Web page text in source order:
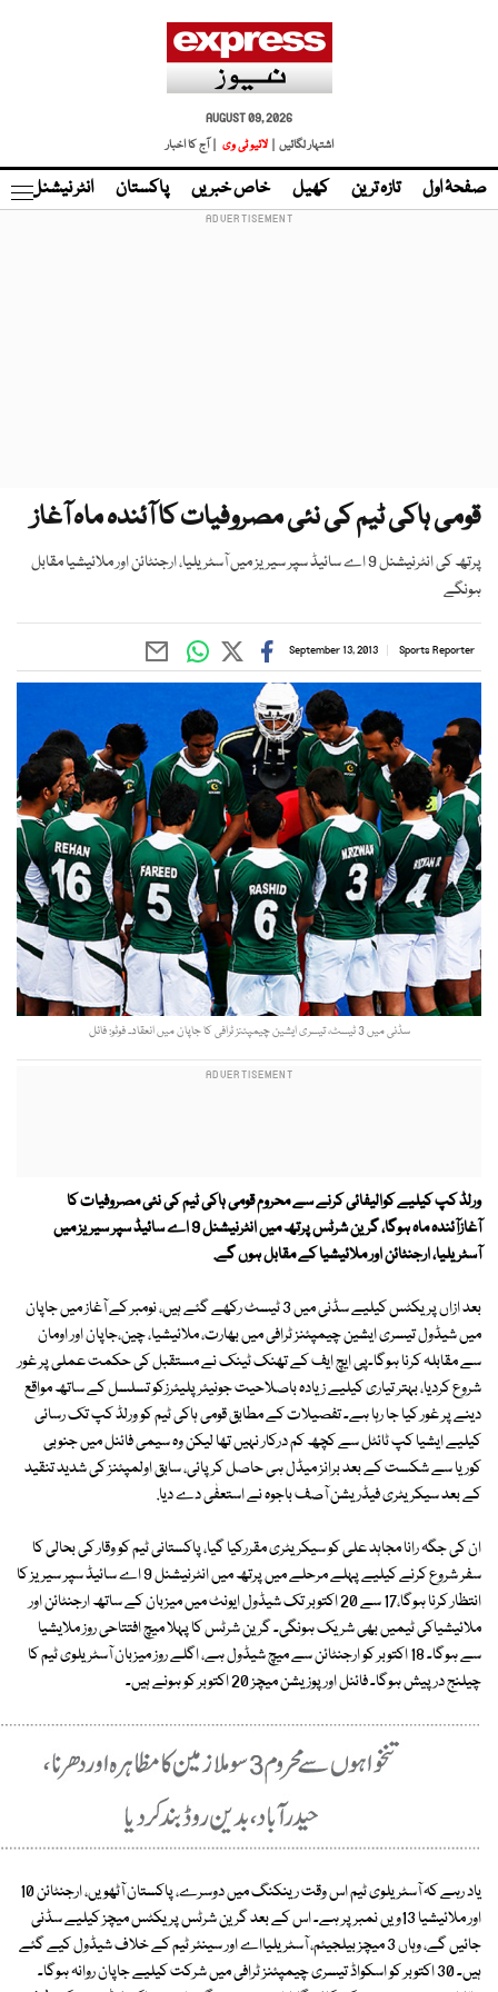
AUGUST 09, 2026
اشتہار لگائیں |
لائیو ٹی وی | آج کا اخبار
صفحۂ اول تازہ ترین کھیل خاص خبریں پاکستان انٹر نیشنل
قومی ہاکی ٹیم کی نئی مصروفیات کا آئندہ ماہ آغاز
پرتھ کی انٹرنیشنل 9 اے سائیڈ سپر سیریز میں آسٹریلیا، ارجنٹائن اور ملائیشیا مقابل
ہونگے
Sports Reporter
September 13, 2013
سڈنی میں 3 ٹیسٹ، تیسری ایشین چیمپئنز ٹرافی کا جاپان میں انعقاد۔ فوٹو: فائل
ورلڈ کپ کیلیے کوالیفائی کرنے سے محروم قومی ہاکی ٹیم کی نئی مصروفیات کا
آغازآئندہ ماہ ہوگا، گرین شرٹس پرتھ میں انٹرنیشنل 9 اے سائیڈ سپر سیریز میں
آسٹریلیا، ارجنٹائن اور ملائیشیا کے مقابل ہوں گے.
بعد ازاں پریکٹس کیلیے سڈنی میں 3 ٹیسٹ رکھے گئے ہیں، نومبر کے آغاز میں جاپان
میں شیڈول تیسری ایشین چیمپئنز ٹرافی میں بھارت، ملائیشیا، چین،جاپان اور اومان
سے مقابلہ کرنا ہوگا۔پی ایچ ایف کے تھنک ٹینک نے مستقبل کی حکمت عملی پر غور
شروع کردیا، بہتر تیاری کیلیے زیادہ باصلاحیت جونیئر پلیئرزکو تسلسل کے ساتھ مواقع
دینے پر غور کیا جا رہا ہے۔ تفصیلات کے مطابق قومی ہاکی ٹیم کو ورلڈ کپ تک رسائی
کیلیے ایشیا کپ ٹائٹل سے کچھ کم درکار نہیں تھا لیکن وہ سیمی فائنل میں جنوبی
کوریا سے شکست کے بعد برانز میڈل ہی حاصل کر پائی، سابق اولمپئنز کی شدید تنقید
کے بعد سیکریٹری فیڈریشن آصف باجوہ نے استعفٰی دے دیا.
ان کی جگہ رانا مجاہد علی کو سیکریٹری مقررکیا گیا، پاکستانی ٹیم کو وقار کی بحالی کا
سفر شروع کرنے کیلیے پہلے مرحلے میں پرتھ میں انٹرنیشنل 9 اے سائیڈ سپر سیریز کا
انتظار کرنا ہوگا،17 سے 20 اکتوبر تک شیڈول ایونٹ میں میزبان کے ساتھ ارجنٹائن اور
ملائیشیاکی ٹیمیں بھی شریک ہونگی۔ گرین شرٹس کا پہلا میچ افتتاحی روز ملایشیا
سے ہوگا۔ 18 اکتوبر کو ارجنٹائن سے میچ شیڈول ہے، اگلے روز میزبان آسٹریلوی ٹیم کا
چیلنج درپیش ہوگا۔ فائنل اور پوزیشن میچز 20 اکتوبر کو ہونے ہیں۔
یاد رہے کہ آسٹریلوی ٹیم اس وقت رینکنگ میں دوسرے، پاکستان آٹھویں، ارجنٹائن 10
اور ملائیشیا 13ویں نمبر پر ہے۔ اس کے بعد گرین شرٹس پریکٹس میچز کیلیے سڈنی
جائیں گے، وہاں 3 میچز بیلجیئم، آسٹریلیااے اور سینئر ٹیم کے خلاف شیڈول کیے گئے
ہیں۔ 30 اکتوبر کو اسکواڈ تیسری چیمپئنز ٹرافی میں شرکت کیلیے جاپان روانہ ہوگا۔